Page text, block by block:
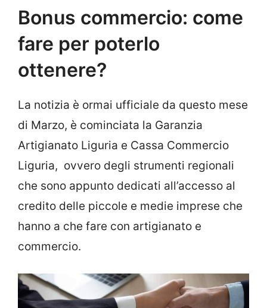
Bonus commercio: come
fare per poterlo
ottenere?
La notizia è ormai ufficiale da questo mese
di Marzo, è cominciata la Garanzia
Artigianato Liguria e Cassa Commercio
Liguria, ovvero degli strumenti regionali
che sono appunto dedicati all’accesso al
credito delle piccole e medie imprese che
hanno a che fare con artigianato e
commercio.